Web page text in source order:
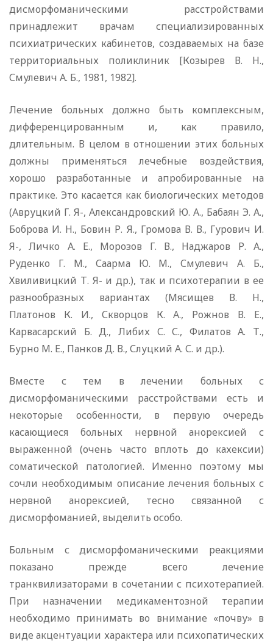
дисморфоманическими расстройствами
принадлежит врачам специализированных
психиатрических кабинетов, создаваемых на базе
территориальных поликлиник [Козырев В. Н.,
Смулевич А. Б., 1981, 1982].
Лечение больных должно быть комплексным,
дифференцированным и, как правило,
длительным. В целом в отношении этих больных
должны применяться лечебные воздействия,
хорошо разработанные и апробированные на
практике. Это касается как биологических методов
(Авруцкий Г. Я-, Александровский Ю. А., Бабаян Э. А.,
Боброва И. Н., Бовин Р. Я., Громова В. В., Гурович И.
Я-, Личко А. Е., Морозов Г. В., Наджаров Р. А.,
Руденко Г. М., Саарма Ю. М., Смулевич А. Б.,
Хвиливицкий Т. Я- и др.), так и психотерапии в ее
разнообразных вариантах (Мясищев В. Н.,
Платонов К. И., Скворцов К. А., Рожнов В. Е.,
Карвасарский Б. Д., Либих С. С., Филатов А. Т.,
Бурно М. Е., Панков Д. В., Слуцкий А. С. и др.).
Вместе с тем в лечении больных с
дисморфоманическими расстройствами есть и
некоторые особенности, в первую очередь
касающиеся больных нервной анорексией с
выраженной (очень часто вплоть до кахексии)
соматической патологией. Именно поэтому мы
сочли необходимым описание лечения больных с
нервной анорексией, тесно связанной с
дисморфоманией, выделить особо.
Больным с дисморфоманическими реакциями
показано прежде всего лечение
транквилизаторами в сочетании с психотерапией.
При назначении медикаментозной терапии
необходимо принимать во внимание «почву» в
виде акцентуации характера или психопатических